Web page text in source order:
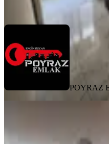
POYRAZ
Tekin
Antares
Seval